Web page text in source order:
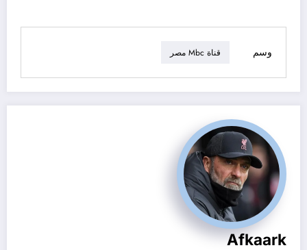
وسم قناة Mbc مصر
Afkaark